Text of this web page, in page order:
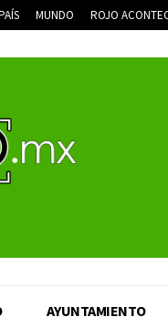
MUNDO ROJO
AYUNTAMIENTO